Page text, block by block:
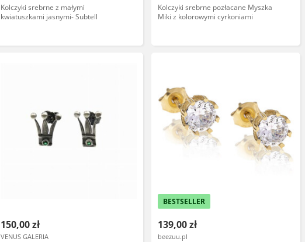
Kolczyki srebrne z małymi
kwiatuszkami jasnymi- Subtell
Kolczyki srebrne pozłacane Myszka
Miki z kolorowymi cyrkoniami
150,00 zł
VENUS GALERIA
BESTSELLER
139,00 zł
beezuu.pl